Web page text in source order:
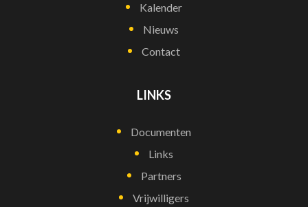
Kalender
Nieuws
Contact
LINKS
Documenten
Links
Partners
Vrijwilligers